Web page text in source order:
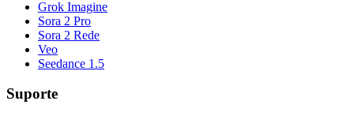
Grok Imagine
Sora 2 Pro
Sora 2 Rede
Veo
Seedance 1.5
Suporte